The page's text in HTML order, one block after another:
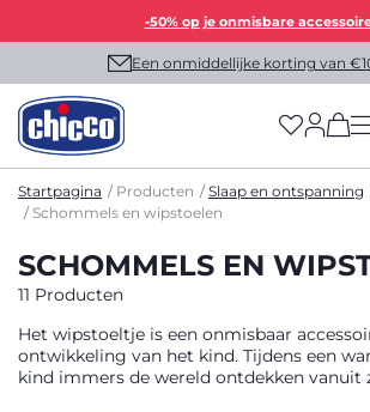
-50% op je onmisbare accessoire
Een onmiddellijke korting van
Startpagina Producten Slaap en ontspanning
Schommels en wipstoelen
SCHOMMELS EN
11 Producten
Het wipstoeltje is een onmisbaar
ontwikkeling van het kind. Tijdens een
kind immers de wereld ontdekken vanuit